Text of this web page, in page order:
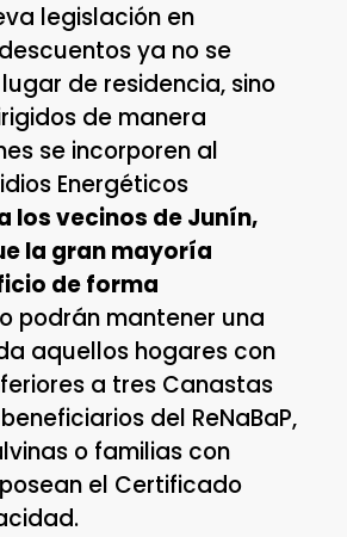
legislación en
ya no se
de residencia, sino
de manera
se incorporen al
Energéticos
los vecinos de Junín,
la gran mayoría
de forma
podrán mantener una
aquellos hogares con
a tres Canastas
del ReNaBaP,
o familias con
el Certificado